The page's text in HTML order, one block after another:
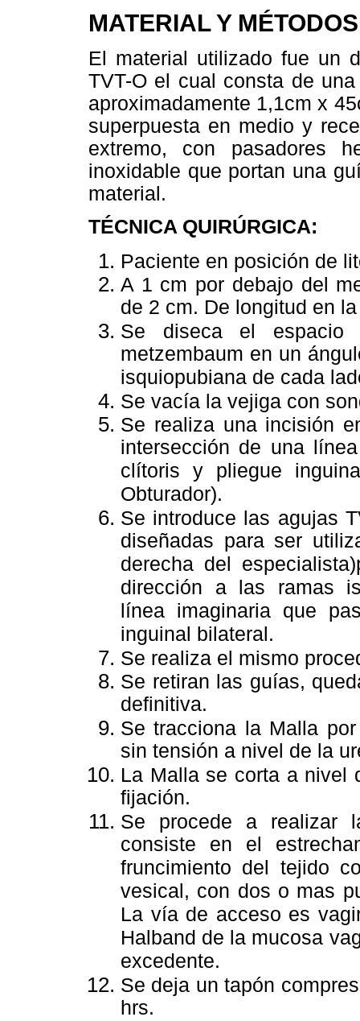
MATERIAL Y
El material utilizado fue un
TVT-O el cual consta de
aproximadamente 1,1cm x
superpuesta en medio y
extremo, con pasadores
inoxidable que portan una
material.
TÉCNICA QUIRÚRGICA:
Paciente en posición de
A 1 cm por debajo del
de 2 cm. De longitud en
Se diseca el espacio
metzembaum en un
isquiopubiana de cada
Se vacía la vejiga con
Se realiza una incisión
intersección de una
clítoris y pliegue
Obturador).
Se introduce las agujas
diseñadas para ser
derecha del
dirección a las ramas
línea imaginaria que
inguinal bilateral.
Se realiza el mismo
Se retiran las guías,
definitiva.
Se tracciona la Malla
sin tensión a nivel de la
La Malla se corta a nivel
fijación.
Se procede a realizar
consiste en el
fruncimiento del tejido
vesical, con dos o mas
La vía de acceso es
Halband de la mucosa
excedente.
Se deja un tapón
hrs.